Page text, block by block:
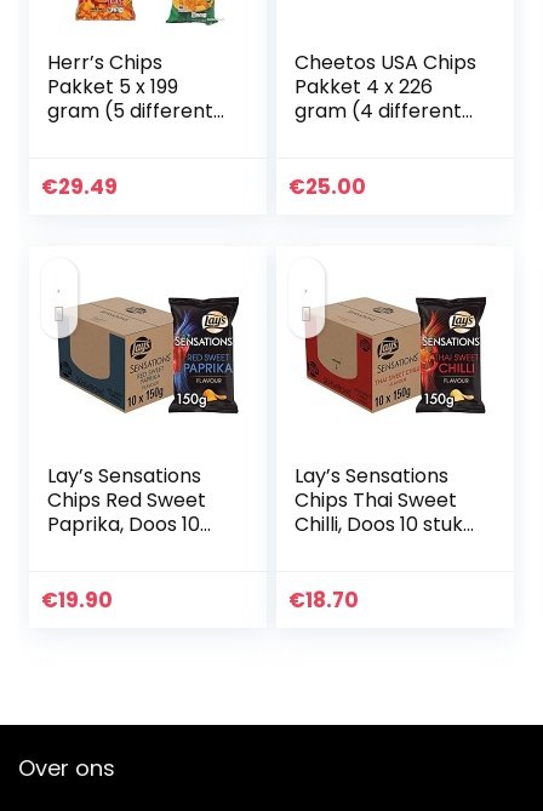
Herr’s Chips
Pakket 5 x 199
gram (5 different
€29.49
Cheetos USA Chips
Pakket 4 x 226
gram (4 different
€25.00
Lay’s Sensations
Chips Red Sweet
Paprika, Doos 10
€19.90
Lay’s Sensations
Chips Thai Sweet
Chilli, Doos 10 stuks
€18.70
Over ons